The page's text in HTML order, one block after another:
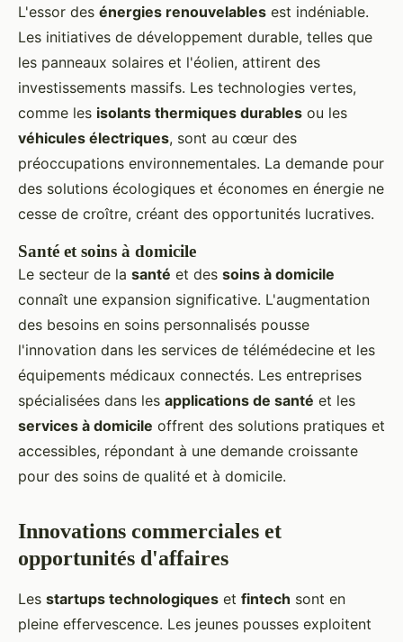
L'essor des énergies renouvelables est indéniable.
Les initiatives de développement durable, telles que
les panneaux solaires et l'éolien, attirent des
investissements massifs. Les technologies vertes,
comme les isolants thermiques durables ou les
véhicules électriques, sont au cœur des
préoccupations environnementales. La demande pour
des solutions écologiques et économes en énergie ne
cesse de croître, créant des opportunités lucratives.
Santé et soins à domicile
Le secteur de la santé et des soins à domicile
connaît une expansion significative. L'augmentation
des besoins en soins personnalisés pousse
l'innovation dans les services de télémédecine et les
équipements médicaux connectés. Les entreprises
spécialisées dans les applications de santé et les
services à domicile offrent des solutions pratiques et
accessibles, répondant à une demande croissante
pour des soins de qualité et à domicile.
Innovations commerciales et
opportunités d'affaires
Les startups technologiques et fintech sont en
pleine effervescence. Les jeunes pousses exploitent